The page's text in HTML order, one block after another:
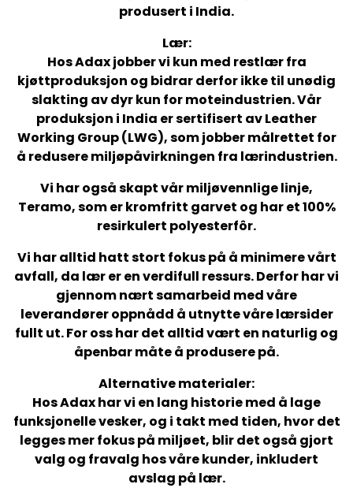
produsert i India.
Lær:
Hos Adax jobber vi kun med restlær fra
kjøttproduksjon og bidrar derfor ikke til unødig
slakting av dyr kun for moteindustrien. Vår
produksjon i India er sertifisert av Leather
Working Group (LWG), som jobber målrettet for
å redusere miljøpåvirkningen fra lærindustrien.
Vi har også skapt vår miljøvennlige linje,
Teramo, som er kromfritt garvet og har et 100%
resirkulert polyesterfôr.
Vi har alltid hatt stort fokus på å minimere vårt
avfall, da lær er en verdifull ressurs. Derfor har vi
gjennom nært samarbeid med våre
leverandører oppnådd å utnytte våre lærsider
fullt ut. For oss har det alltid vært en naturlig og
åpenbar måte å produsere på.
Alternative materialer:
Hos Adax har vi en lang historie med å lage
funksjonelle vesker, og i takt med tiden, hvor det
legges mer fokus på miljøet, blir det også gjort
valg og fravalg hos våre kunder, inkludert
avslag på lær.